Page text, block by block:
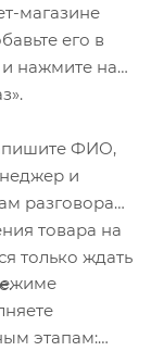
магазине
его в
нажмите на
ФИО,
и
разговора
товара на
только ждать
этапам: